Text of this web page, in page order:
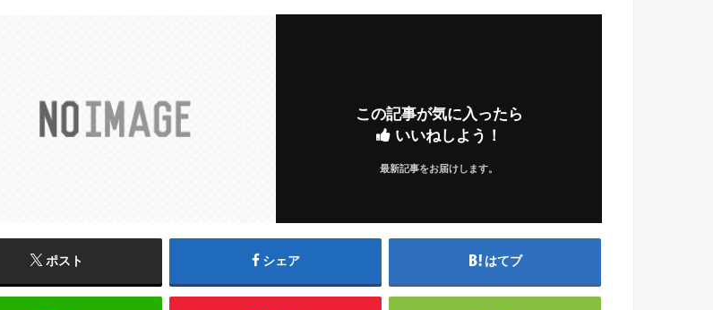
この記事が気に入ったら
いいねしよう！
最新記事をお届けします。
ポスト シェア はてブ